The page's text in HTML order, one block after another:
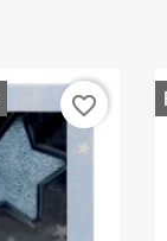
favorite_border